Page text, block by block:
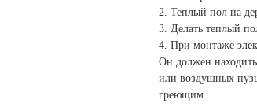
2. Теплый пол на
3. Делать теплый
4. При монтаже
Он должен
или воздушных
греющим.